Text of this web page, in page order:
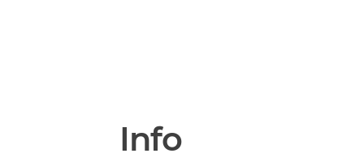
Info